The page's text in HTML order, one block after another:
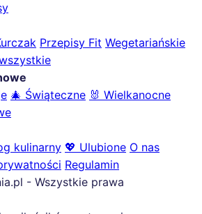
Przepisy Fit Wegetariańskie
🎄 Świąteczne 🐰 Wielkanocne
kulinarny 💖 Ulubione O nas
Regulamin
- Wszystkie prawa